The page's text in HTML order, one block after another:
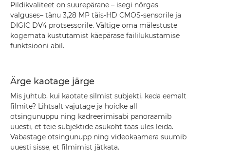
Pildikvaliteet on suurepärane – isegi nõrgas
valguses– tänu 3,28 MP täis-HD CMOS-sensorile ja
DIGIC DV4 protsessorile. Vältige oma mälestuste
kogemata kustutamist käepärase faililukustamise
funktsiooni abil.
Ärge kaotage järge
Mis juhtub, kui kaotate silmist subjekti, keda eemalt
filmite? Lihtsalt vajutage ja hoidke all
otsingunuppu ning kadreerimisabi panoraamib
uuesti, et teie subjektide asukoht taas üles leida.
Vabastage otsingunupp ning videokaamera suumib
uuesti sisse, et filmimist jätkata.